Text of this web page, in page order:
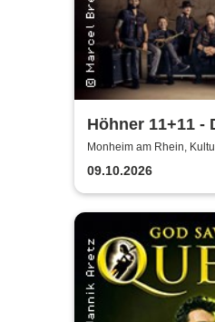
Höhner 11+11 -
2025/26
Monheim am Rhein,
09.10.2026